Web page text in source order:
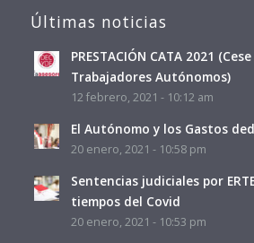
Últimas noticias
PRESTACIÓN CATA 2021
Trabajadores Autónomos)
12 febrero, 2021 - 10:12 am
El Autónomo y los Gastos
20 enero, 2021 - 10:58 pm
Sentencias judiciales por
tiempos del Covid
20 enero, 2021 - 10:53 pm